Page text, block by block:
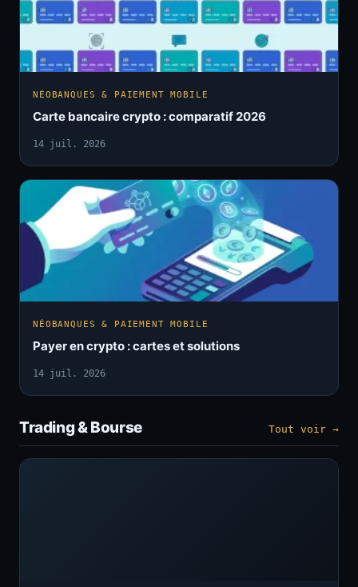
NÉOBANQUES & PAIEMENT MOBILE
Carte bancaire crypto : comparatif 2026
14 juil. 2026
NÉOBANQUES & PAIEMENT MOBILE
Payer en crypto : cartes et solutions
14 juil. 2026
Trading & Bourse Tout voir →